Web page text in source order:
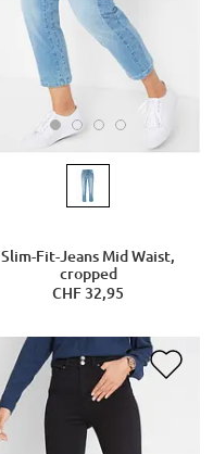
Slim-Fit-Jeans Mid Waist,
cropped
CHF 32,95